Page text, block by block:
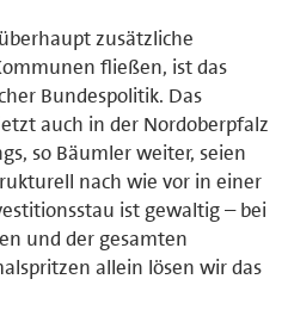
zusätzliche
fließen, ist das
Bundespolitik. Das
auch in der Nordoberpfalz
so Bäumler weiter, seien
nach wie vor in einer
ist gewaltig – bei
und der gesamten
allein lösen wir das